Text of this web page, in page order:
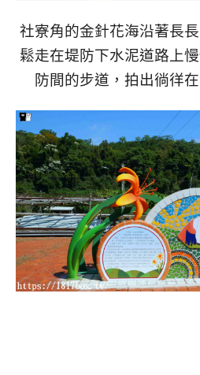
社寮角的金針花海沿著長
鬆走在堤防下水泥道路上
防間的步道，拍出徜徉